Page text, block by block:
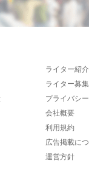
ライター紹介
ライター募集
プライバシ
会社概要
利用規約
広告掲載に
運営方針